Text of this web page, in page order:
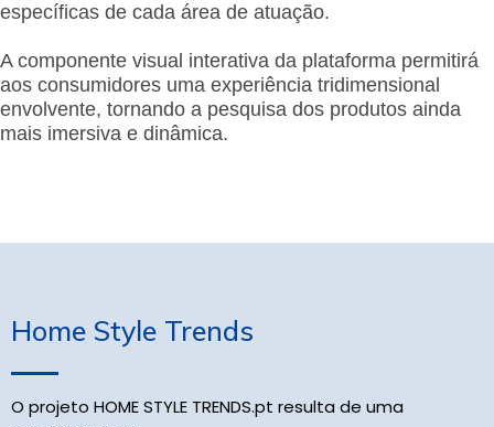
específicas de cada área de atuação.
A componente visual interativa da plataforma permitirá
aos consumidores uma experiência tridimensional
envolvente, tornando a pesquisa dos produtos ainda
mais imersiva e dinâmica.
Home Style Trends
O projeto HOME STYLE TRENDS.pt resulta de uma